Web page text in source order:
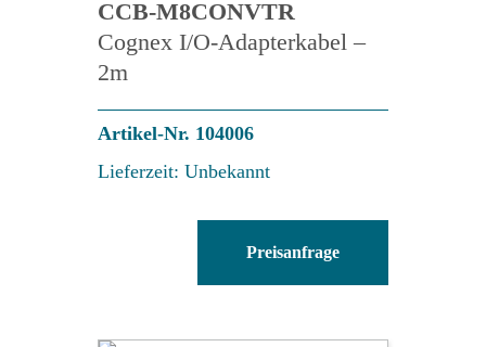
CCB-M8CONVTR
Cognex I/O-Adapterkabel –
2m
Artikel-Nr. 104006
Lieferzeit: Unbekannt
M8CONVTR
Menge
Preisanfrage